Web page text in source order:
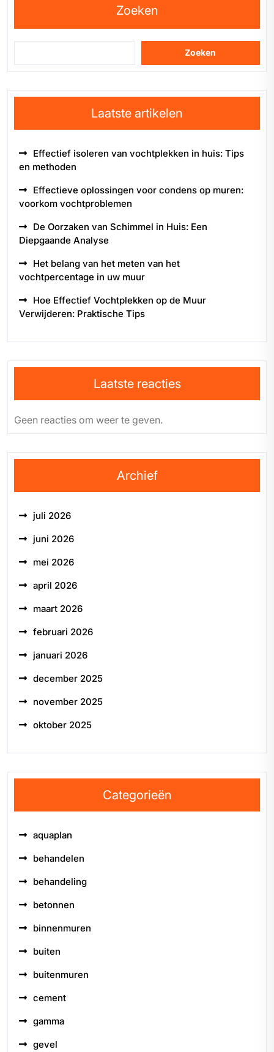
Zoeken
Zoeken
Laatste artikelen
Effectief isoleren van vochtplekken in huis: Tips
en methoden
Effectieve oplossingen voor condens op muren:
voorkom vochtproblemen
De Oorzaken van Schimmel in Huis: Een
Diepgaande Analyse
Het belang van het meten van het
vochtpercentage in uw muur
Hoe Effectief Vochtplekken op de Muur
Verwijderen: Praktische Tips
Laatste reacties
Geen reacties om weer te geven.
Archief
juli 2026
juni 2026
mei 2026
april 2026
maart 2026
februari 2026
januari 2026
december 2025
november 2025
oktober 2025
Categorieën
aquaplan
behandelen
behandeling
betonnen
binnenmuren
buiten
buitenmuren
cement
gamma
gevel